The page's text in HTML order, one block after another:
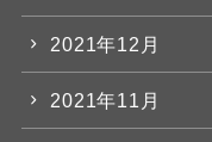
2021年12月
2021年11月